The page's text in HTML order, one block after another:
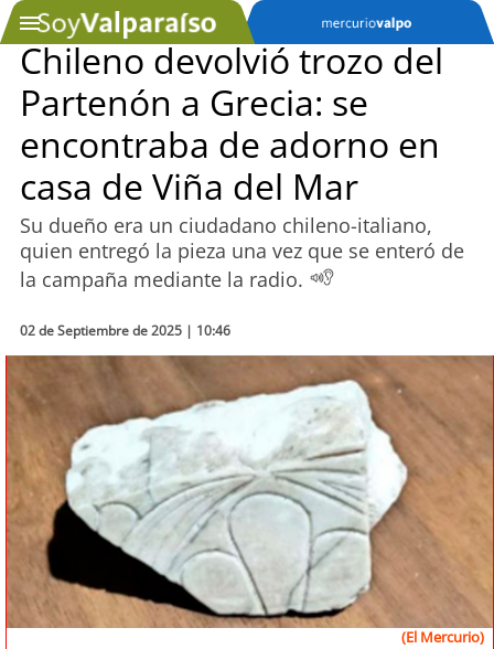
Podcast
Actualidad
Entretención
Economía
Deportes
Tecnología
Sostenibilidad
soyarica
Chileno devolvió trozo del
Partenón a Grecia: se
encontraba de adorno en
casa de Viña del Mar
Su dueño era un ciudadano chileno-italiano,
quien entregó la pieza una vez que se enteró de
la campaña mediante la radio.
02 de Septiembre de 2025 | 10:46
(El Mercurio)